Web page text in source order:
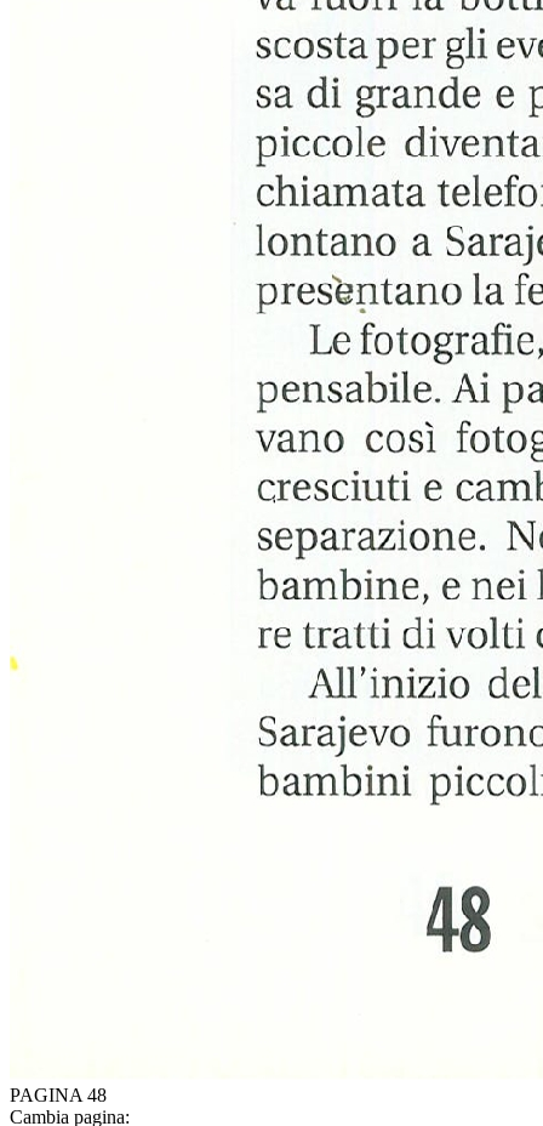
PAGINA 48
Cambia pagina: